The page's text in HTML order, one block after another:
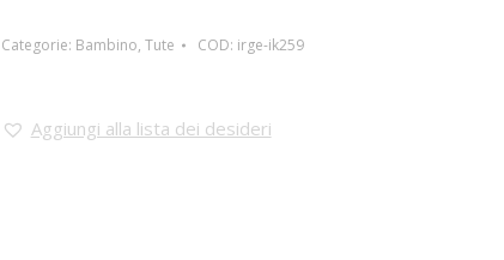
Categorie: Bambino, Tute COD: irge-ik259
Aggiungi alla lista dei desideri